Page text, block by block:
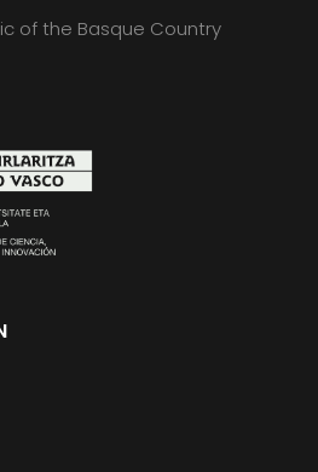
of the Basque Country